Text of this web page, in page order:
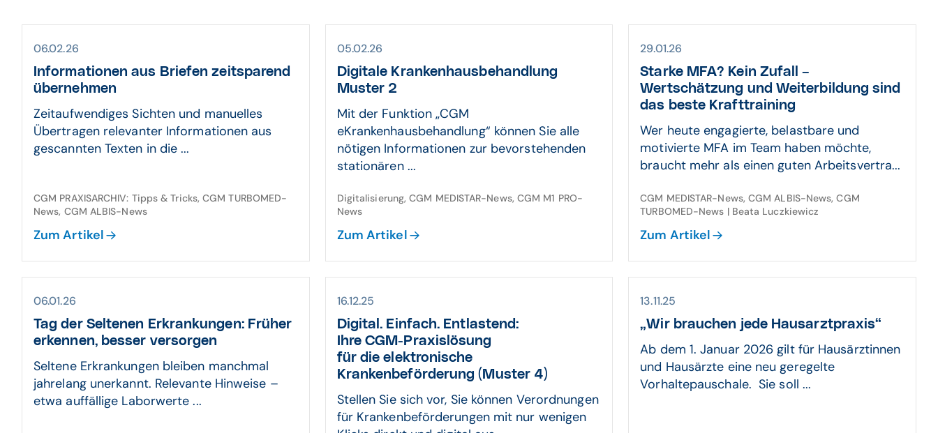
06.02.26
Informationen aus Briefen zeitsparend
übernehmen
Zeitaufwendiges Sichten und manuelles
Übertragen relevanter Informationen aus
gescannten Texten in die ...
CGM PRAXISARCHIV: Tipps & Tricks, CGM TURBOMED-
News, CGM ALBIS-News
Zum Artikel
05.02.26
Digitale Krankenhausbehandlung
Muster 2
Mit der Funktion „CGM
eKrankenhausbehandlung“ können Sie alle
nötigen Informationen zur bevorstehenden
stationären ...
Digitalisierung, CGM MEDISTAR-News, CGM M1 PRO-
News
Zum Artikel
29.01.26
Starke MFA? Kein Zufall –
Wertschätzung und Weiterbildung sind
das beste Krafttraining
Wer heute engagierte, belastbare und
motivierte MFA im Team haben möchte,
braucht mehr als einen guten Arbeitsvertra...
CGM MEDISTAR-News, CGM ALBIS-News, CGM
TURBOMED-News | Beata Luczkiewicz
Zum Artikel
06.01.26
Tag der Seltenen Erkrankungen: Früher
erkennen, besser versorgen
Seltene Erkrankungen bleiben manchmal
jahrelang unerkannt. Relevante Hinweise –
etwa auffällige Laborwerte ...
16.12.25
Digital. Einfach. Entlastend:
Ihre CGM-Praxislösung
für die elektronische
Krankenbeförderung (Muster 4)
Stellen Sie sich vor, Sie können Verordnungen
für Krankenbeförderungen mit nur wenigen
13.11.25
„Wir brauchen jede Hausarztpraxis“
Ab dem 1. Januar 2026 gilt für Hausärztinnen
und Hausärzte eine neu geregelte
Vorhaltepauschale. Sie soll ...